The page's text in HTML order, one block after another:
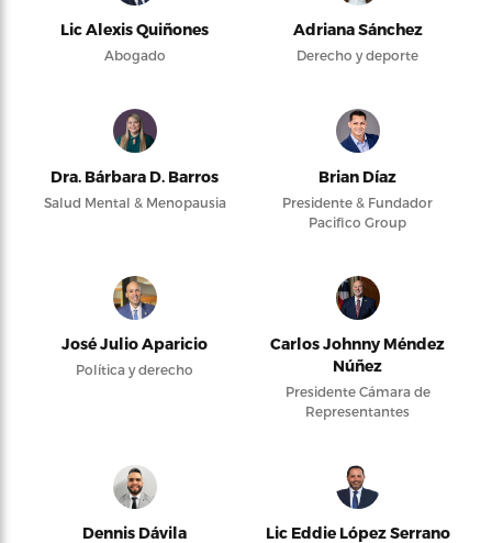
Lic Alexis Quiñones
Abogado
Adriana Sánchez
Derecho y deporte
Dra. Bárbara D. Barros
Salud Mental & Menopausia
Brian Díaz
Presidente & Fundador
Pacifico Group
José Julio Aparicio
Política y derecho
Carlos Johnny Méndez
Núñez
Presidente Cámara de
Representantes
Dennis Dávila Lic Eddie López Serrano